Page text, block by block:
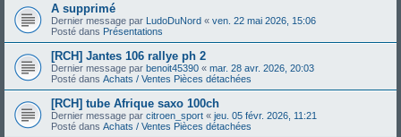
A supprimé
Dernier message par LudoDuNord « ven. 22 mai 2026, 15:06
Posté dans Présentations
[RCH] Jantes 106 rallye ph 2
Dernier message par benoit45390 « mar. 28 avr. 2026, 20:03
Posté dans Achats / Ventes Pièces détachées
[RCH] tube Afrique saxo 100ch
Dernier message par citroen_sport « jeu. 05 févr. 2026, 11:21
Posté dans Achats / Ventes Pièces détachées